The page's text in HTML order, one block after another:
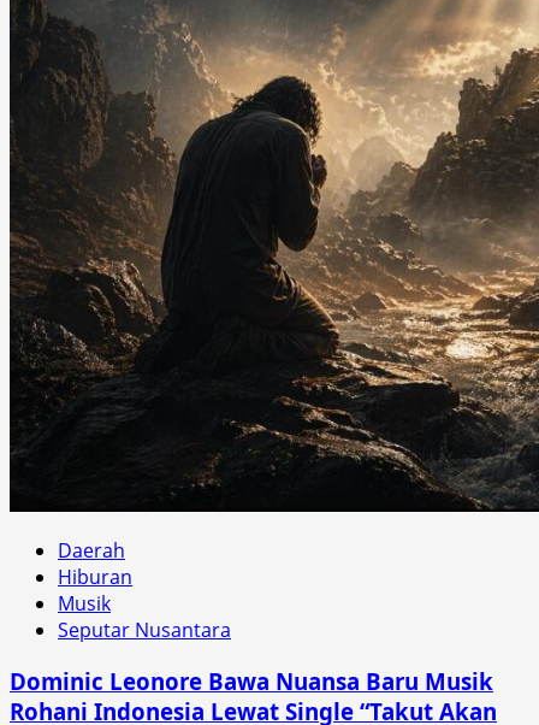
Daerah
Hiburan
Musik
Seputar Nusantara
Dominic Leonore Bawa Nuansa Baru Musik
Rohani Indonesia Lewat Single “Takut Akan